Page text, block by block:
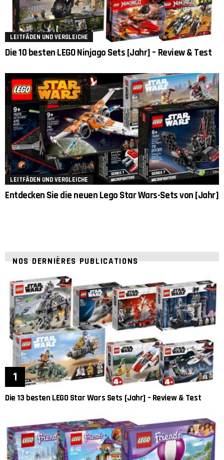
LEITFÄDEN UND VERGLEICHE
Die 10 besten LEGO Ninjago Sets [Jahr] – Review & Test
LEITFÄDEN UND VERGLEICHE
Entdecken Sie die neuen Lego Star Wars-Sets von [Jahr]
NOS DERNIÈRES PUBLICATIONS
Die 13 besten LEGO Star Wars Sets [Jahr] – Review & Test